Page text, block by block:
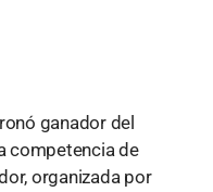
ganador del
competencia de
organizada por